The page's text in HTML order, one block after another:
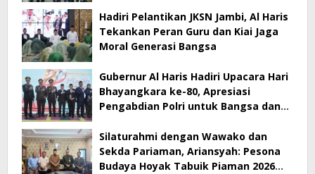
Hadiri Pelantikan JKSN Jambi, Al Haris
Tekankan Peran Guru dan Kiai Jaga
Moral Generasi Bangsa
Gubernur Al Haris Hadiri Upacara Hari
Bhayangkara ke-80, Apresiasi
Pengabdian Polri untuk Bangsa dan
Silaturahmi dengan Wawako dan
Sekda Pariaman, Ariansyah: Pesona
Budaya Hoyak Tabuik Piaman 2026